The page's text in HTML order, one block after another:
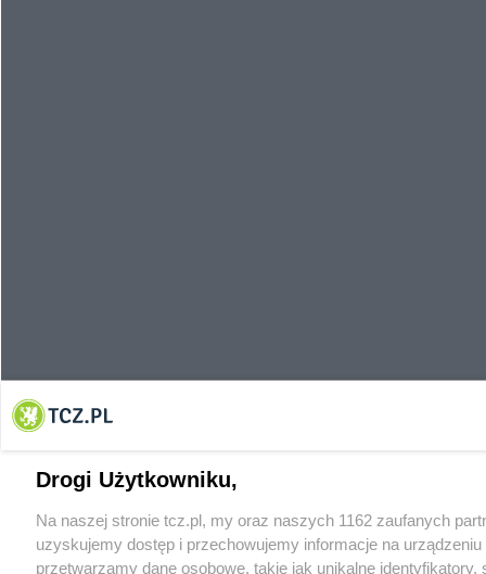
Drogi Użytkowniku,
Na naszej stronie tcz.pl, my oraz naszych 1162 zaufanych
uzyskujemy dostęp i przechowujemy informacje na urządzeniu
przetwarzamy dane osobowe, takie jak unikalne identyfikatory,